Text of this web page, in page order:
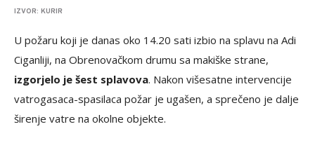
IZVOR: KURIR
U požaru koji je danas oko 14.20 sati izbio na splavu na Adi
Ciganliji, na Obrenovačkom drumu sa makiške strane,
izgorjelo je šest splavova. Nakon višesatne intervencije
vatrogasaca-spasilaca požar je ugašen, a sprečeno je dalje
širenje vatre na okolne objekte.